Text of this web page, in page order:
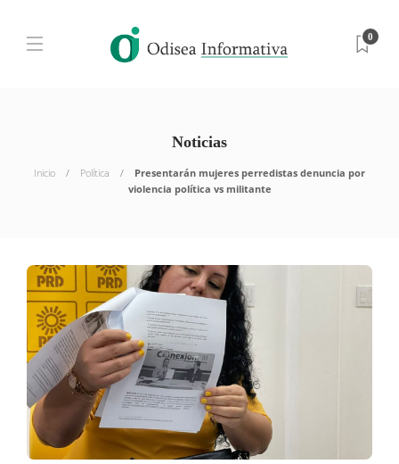
0
Noticias
Inicio Política
Presentarán mujeres perredistas denuncia por
violencia política vs militante